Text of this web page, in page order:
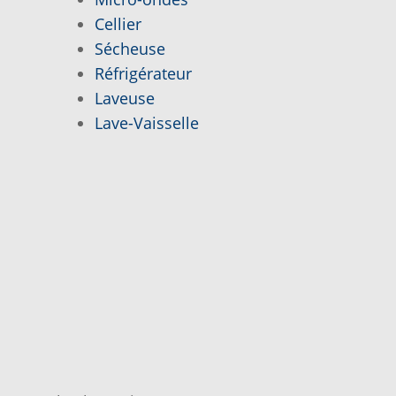
TRUCS ET ASTUCES
Cellier
Sécheuse
Réfrigérateur
Laveuse
Lave-Vaisselle